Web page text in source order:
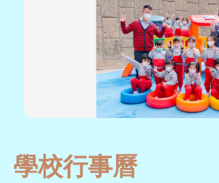
學校行事曆